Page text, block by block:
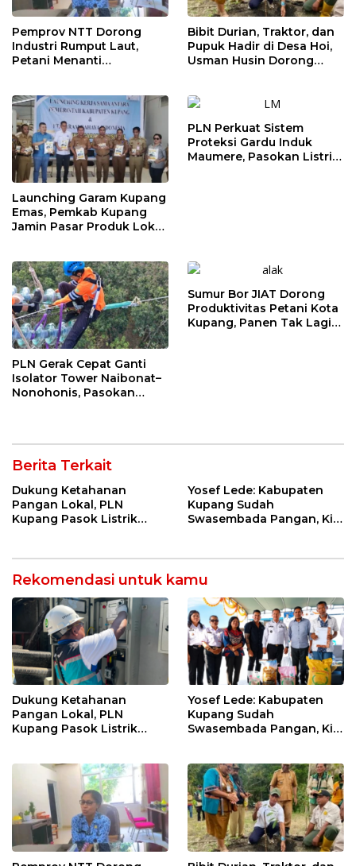
Pemprov NTT Dorong
Industri Rumput Laut,
Petani Menanti
Bibit Durian, Traktor, dan
Pupuk Hadir di Desa Hoi,
Usman Husin Dorong
Launching Garam Kupang
Emas, Pemkab Kupang
Jamin Pasar Produk Lokal
PLN Perkuat Sistem
Proteksi Gardu Induk
Maumere, Pasokan Listrik
PLN Gerak Cepat Ganti
Isolator Tower Naibonat–
Nonohonis, Pasokan
Sumur Bor JIAT Dorong
Produktivitas Petani Kota
Kupang, Panen Tak Lagi
Berita Terkait
Dukung Ketahanan
Pangan Lokal, PLN
Kupang Pasok Listrik
Peringatan HUT RI ke-81
Yosef Lede: Kabupaten
Kupang Sudah
Swasembada Pangan, Kini
Rekomendasi untuk kamu
Dukung Ketahanan
Pangan Lokal, PLN
Kupang Pasok Listrik
Peringatan HUT RI ke-81
Yosef Lede: Kabupaten
Kupang Sudah
Swasembada Pangan, Kini